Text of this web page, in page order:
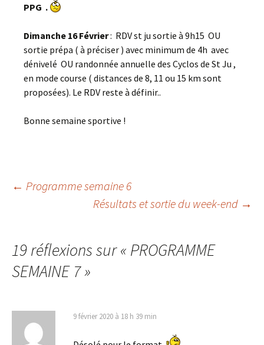
PPG .
Dimanche 16 Février: RDV st ju sortie à 9h15 OU
sortie prépa ( à préciser ) avec minimum de 4h avec
dénivelé OU randonnée annuelle des Cyclos de St Ju ,
en mode course ( distances de 8, 11 ou 15 km sont
proposées). Le RDV reste à définir..
Bonne semaine sportive !
Navigation
articles
← Programme semaine 6
Résultats et sortie du week-end →
19 réflexions sur « PROGRAMME
SEMAINE 7»
9 février 2020 à 18 h 39 min